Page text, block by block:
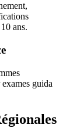
ans.
guida